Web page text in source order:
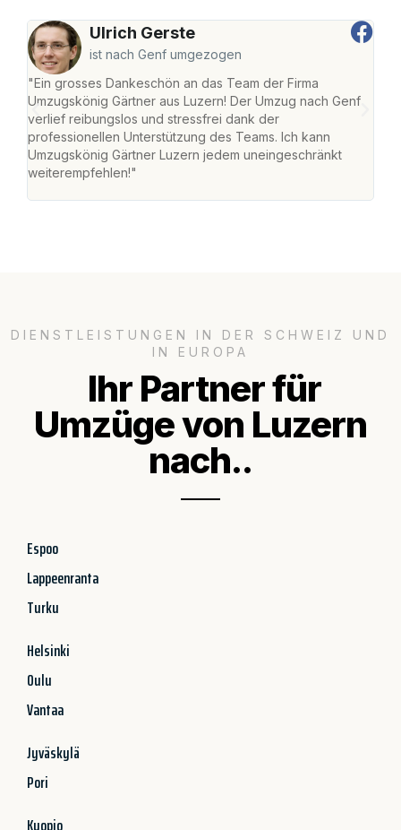
Ulrich Gerste
ist nach Genf umgezogen
"Ein grosses Dankeschön an das Team der Firma
Umzugskönig Gärtner aus Luzern! Der Umzug nach Genf
verlief reibungslos und stressfrei dank der
professionellen Unterstützung des Teams. Ich kann
Umzugskönig Gärtner Luzern jedem uneingeschränkt
weiterempfehlen!"
DIENSTLEISTUNGEN IN DER SCHWEIZ UND
IN EUROPA
Ihr Partner für
Umzüge von Luzern
nach..
Espoo
Lappeenranta
Turku
Helsinki
Oulu
Vantaa
Jyväskylä
Pori